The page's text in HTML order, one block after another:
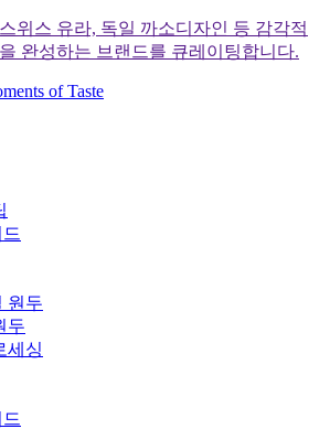
위스 유라, 독일 까소디자인 등 감각적
완성하는 브랜드를 큐레이팅합니다.
원두
두
세싱